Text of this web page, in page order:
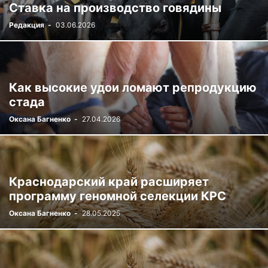
Ставка на производство говядины
Редакция - 03.06.2026
Как высокие удои ломают репродукцию
стада
Оксана Багненко - 27.04.2026
Краснодарский край расширяет
программу геномной селекции КРС
Оксана Багненко - 28.05.2025